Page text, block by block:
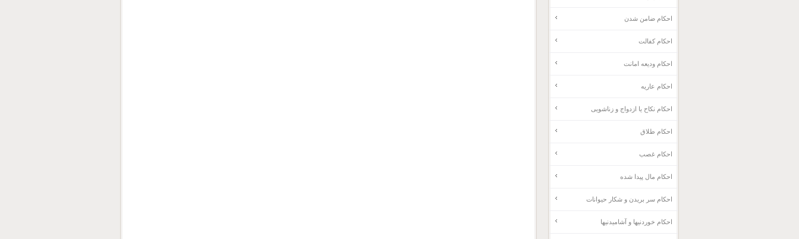
احکام ضامن شدن
احکام کفالت
احکام ودیعه امانت
احکام عاریه
احکام نکاح یا ازدواج و زناشویی
احکام طلاق
احکام غصب
احکام مال پیدا شده
احکام سر بریدن و شکار حیوانات
احکام خوردنیها و آشامیدنیها